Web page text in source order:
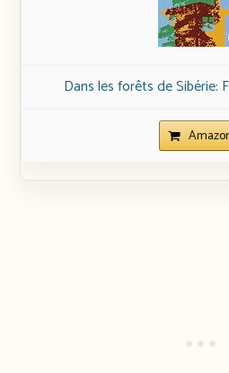
Dans les forêts de Sibérie: